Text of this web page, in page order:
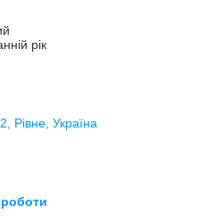
рік
Рівне, Україна